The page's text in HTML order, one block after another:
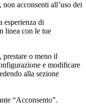
acconsenti all’uso dei
esperienza di
linea con le tue
prestare o meno il
e modificare
alla sezione
“Acconsento”.